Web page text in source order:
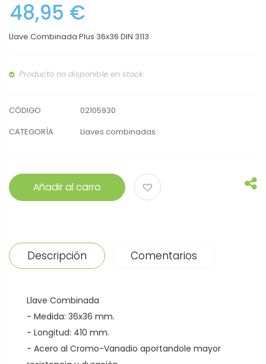
48,95 €
Llave Combinada Plus 36x36 DIN 3113
Producto no disponible en stock
CÓDIGO
02105930
CATEGORÍA
Llaves combinadas
Añadir al carro
Descripción Comentarios
Llave Combinada
- Medida: 36x36 mm.
- Longitud: 410 mm.
- Acero al Cromo-Vanadio aportandole mayor